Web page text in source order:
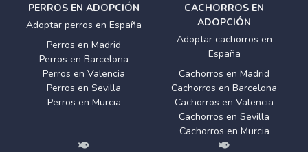
PERROS EN ADOPCIÓN
Adoptar perros en España
Perros en Madrid
Perros en Barcelona
Perros en Valencia
Perros en Sevilla
Perros en Murcia
CACHORROS EN
ADOPCIÓN
Adoptar cachorros en
España
Cachorros en Madrid
Cachorros en Barcelona
Cachorros en Valencia
Cachorros en Sevilla
Cachorros en Murcia